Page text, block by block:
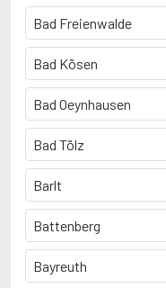
Bad Freienwalde
Bad Kösen
Bad Oeynhausen
Bad Tölz
Barlt
Battenberg
Bayreuth